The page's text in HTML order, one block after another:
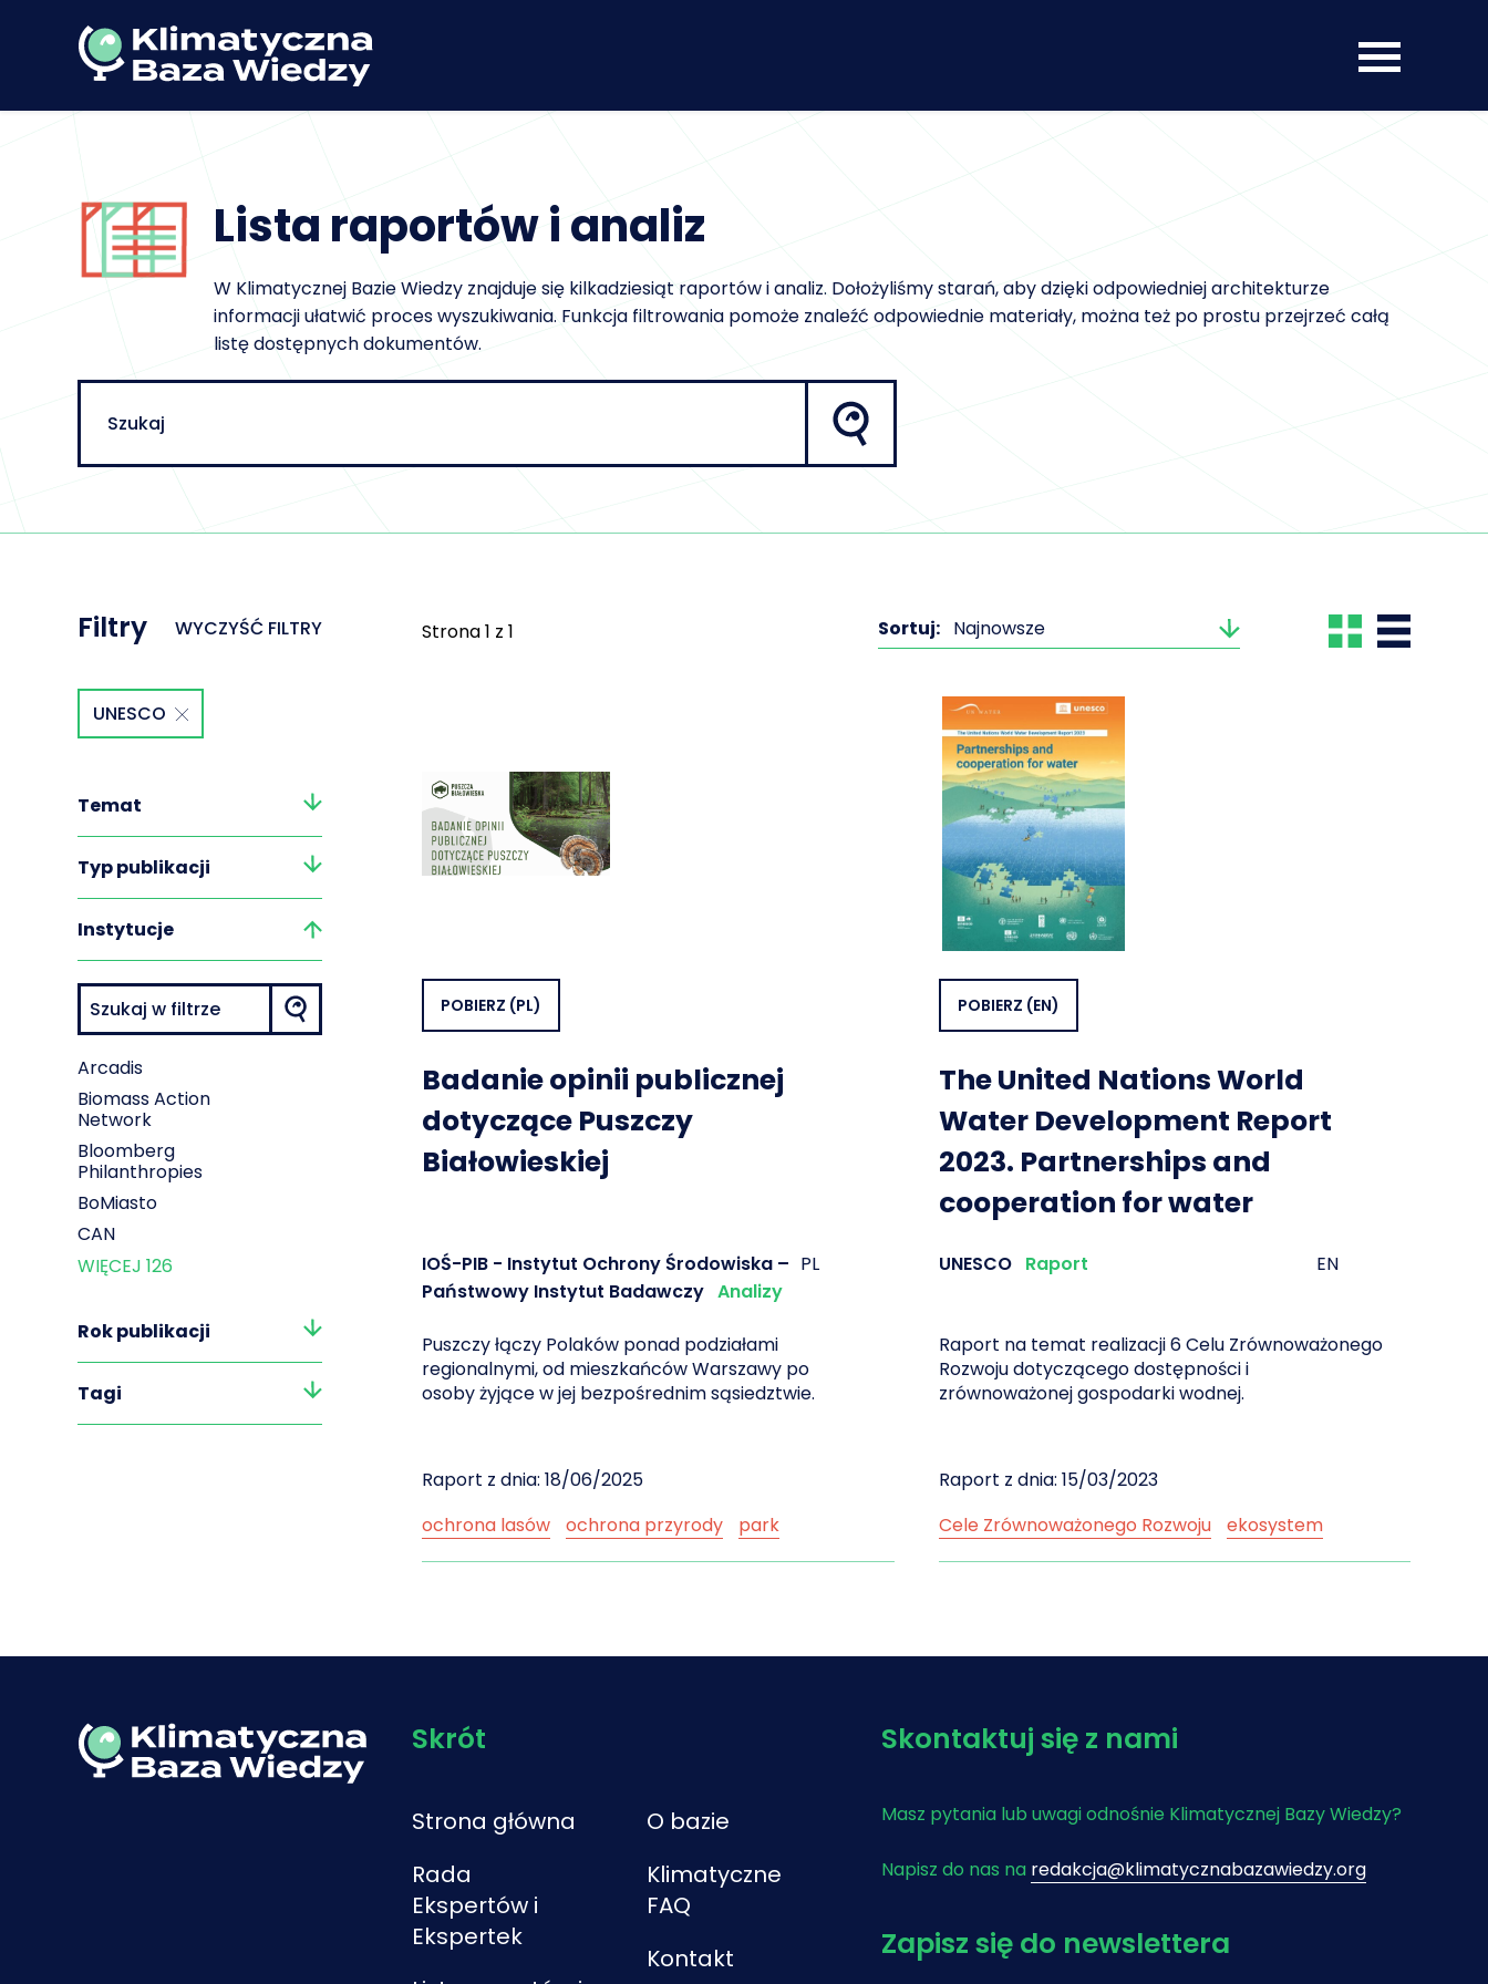
Lista raportów i analiz
W Klimatycznej Bazie Wiedzy znajduje się kilkadziesiąt raportów i analiz. Dołożyliśmy starań, aby dzięki odpowiedniej architekturze
informacji ułatwić proces wyszukiwania. Funkcja filtrowania pomoże znaleźć odpowiednie materiały, można też po prostu przejrzeć całą
listę dostępnych dokumentów.
Filtry WYCZYŚĆ FILTRY
UNESCO
Temat
Typ publikacji
Instytucje
Arcadis
Biomass Action
Network
Bloomberg
Philanthropies
BoMiasto
CAN
WIĘCEJ 126
Rok publikacji
Tagi
Strona1 z 1 Sortuj: Najnowsze
POBIERZ (PL)
Badanie opinii publicznej
dotyczące Puszczy
Białowieskiej
IOŚ-PIB - Instytut Ochrony Środowiska –
Państwowy Instytut Badawczy Analizy
PL
Puszczy łączy Polaków ponad podziałami
regionalnymi, od mieszkańców Warszawy po
osoby żyjące w jej bezpośrednim sąsiedztwie.
Raport z dnia: 18/06/2025
ochrona lasów
ochrona przyrody
park
POBIERZ (EN)
The United Nations World
Water Development Report
2023. Partnerships and
cooperation for water
UNESCO Raport EN
Raport na temat realizacji 6 Celu Zrównoważonego
Rozwoju dotyczącego dostępności i
zrównoważonej gospodarki wodnej.
Raport z dnia: 15/03/2023
Cele Zrównoważonego Rozwoju
ekosystem
Skrót
Strona główna
Rada
Ekspertów i
Ekspertek
O bazie
Klimatyczne
FAQ
Kontakt
Skontaktuj się z nami
Masz pytania lub uwagi odnośnie Klimatycznej Bazy Wiedzy?
Napisz do nas na redakcja@klimatycznabazawiedzy.org
Zapisz się do newslettera